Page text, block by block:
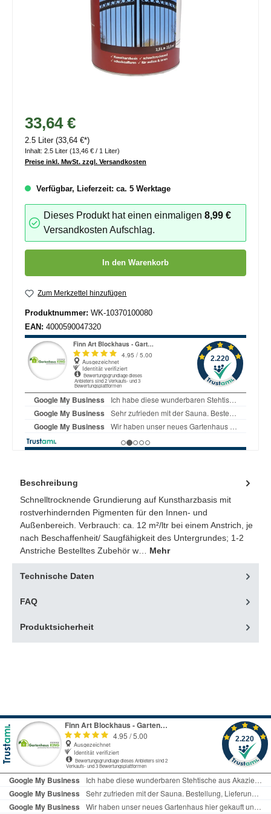
33,64 €
2.5 Liter (33,64 €*)
Inhalt: 2.5 Liter (13,46 € / 1 Liter)
Preise inkl. MwSt. zzgl. Versandkosten
Verfügbar, Lieferzeit: ca. 5 Werktage
Dieses Produkt hat einen einmaligen8,99 €
Versandkosten Aufschlag.
In den Warenkorb
Zum Merkzettel hinzufügen
Produktnummer: WK-10370100080
EAN: 4000590047320
Beschreibung
Schnelltrocknende Grundierung auf Kunstharzbasis mit
rostverhindernden Pigmenten für den Innen- und
Außenbereich. Verbrauch: ca. 12 m²/ltr bei einem Anstrich, je
nach Beschaffenheit/ Saugfähigkeit des Untergrundes; 1-2
Anstriche Bestelltes Zubehör w… Mehr
Technische Daten
FAQ
Produktsicherheit